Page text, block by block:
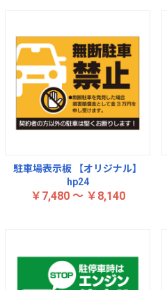
駐車場表示板 【オリジナル】
hp24
￥7,480 ～ ￥8,140